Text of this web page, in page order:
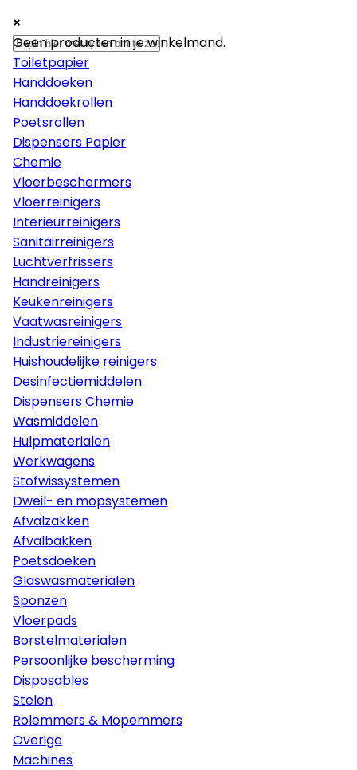
×
Papier
Toiletpapier
Handdoeken
Handdoekrollen
Poetsrollen
Dispensers Papier
Chemie
Vloerbeschermers
Vloerreinigers
Interieurreinigers
Sanitairreinigers
Luchtverfrissers
Handreinigers
Keukenreinigers
Vaatwasreinigers
Industriereinigers
Huishoudelijke reinigers
Desinfectiemiddelen
Dispensers Chemie
Wasmiddelen
Hulpmaterialen
Werkwagens
Stofwissystemen
Dweil- en mopsystemen
Afvalzakken
Afvalbakken
Poetsdoeken
Glaswasmaterialen
Sponzen
Vloerpads
Borstelmaterialen
Persoonlijke bescherming
Disposables
Stelen
Rolemmers & Mopemmers
Overige
Machines
×
×
Geen producten in je winkelmand.